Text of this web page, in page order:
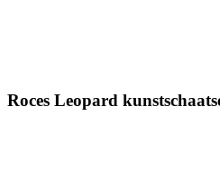
Roces Leopard